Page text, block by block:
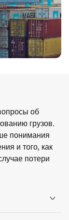
об
грузов.
понимания
и того, как
потери